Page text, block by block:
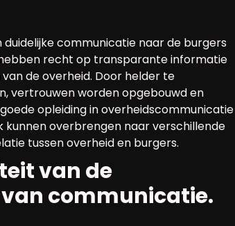
communicatie naar de burgers
recht op transparante informatie
de overheid. Door helder te
vertrouwen worden opgebouwd en
opleiding in overheidscommunicatie
overbrengen naar verschillende
tussen overheid en burgers.
van de
communicatie.